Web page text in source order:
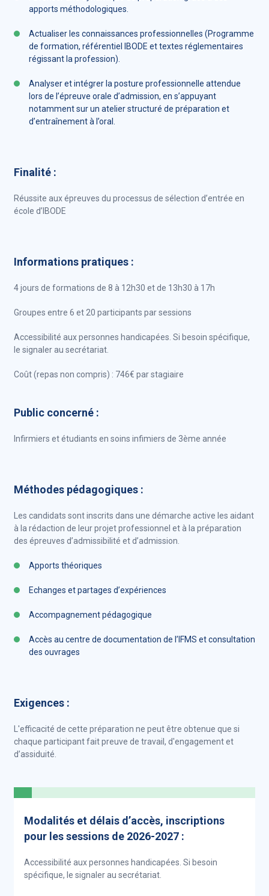
apports méthodologiques.
Actualiser les connaissances professionnelles (Programme
de formation, référentiel IBODE et textes réglementaires
régissant la profession).
Analyser et intégrer la posture professionnelle attendue
lors de l’épreuve orale d’admission, en s’appuyant
notamment sur un atelier structuré de préparation et
d’entraînement à l’oral.
Finalité :
Réussite aux épreuves du processus de sélection d’entrée en
école d’IBODE
Informations pratiques :
4 jours de formations de 8 à 12h30 et de 13h30 à 17h
Groupes entre 6 et 20 participants par sessions
Accessibilité aux personnes handicapées. Si besoin spécifique,
le signaler au secrétariat.
Coût (repas non compris) : 746€ par stagiaire
Public concerné :
Infirmiers et étudiants en soins infimiers de 3ème année
Méthodes pédagogiques :
Les candidats sont inscrits dans une démarche active les aidant
à la rédaction de leur projet professionnel et à la préparation
des épreuves d’admissibilité et d’admission.
Apports théoriques
Echanges et partages d’expériences
Accompagnement pédagogique
Accès au centre de documentation de l’IFMS et consultation
des ouvrages
Exigences :
L'efficacité de cette préparation ne peut être obtenue que si
chaque participant fait preuve de travail, d'engagement et
d’assiduité.
Modalités et délais d’accès, inscriptions
pour les sessions de 2026-2027 :
Accessibilité aux personnes handicapées. Si besoin
spécifique, le signaler au secrétariat.